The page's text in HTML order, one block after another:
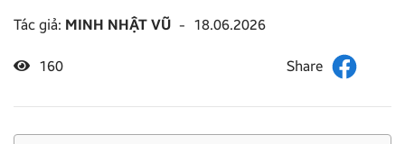
Tác giả: MINH NHẬT VŨ - 18.06.2026
160